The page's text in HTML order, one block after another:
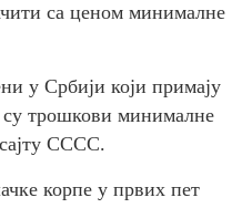
са ценом минималне
у Србији који примају
су трошкови минималне
СССС.
корпе у првих пет